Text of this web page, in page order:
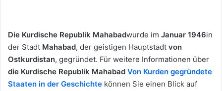
Die Kurdische Republik Mahabadwurde im Januar 1946in
der Stadt Mahabad, der geistigen Hauptstadt von
Ostkurdistan, gegründet. Für weitere Informationen über
die Kurdische Republik Mahabad Von Kurden gegründete
Staaten in der Geschichte können Sie einen Blick auf